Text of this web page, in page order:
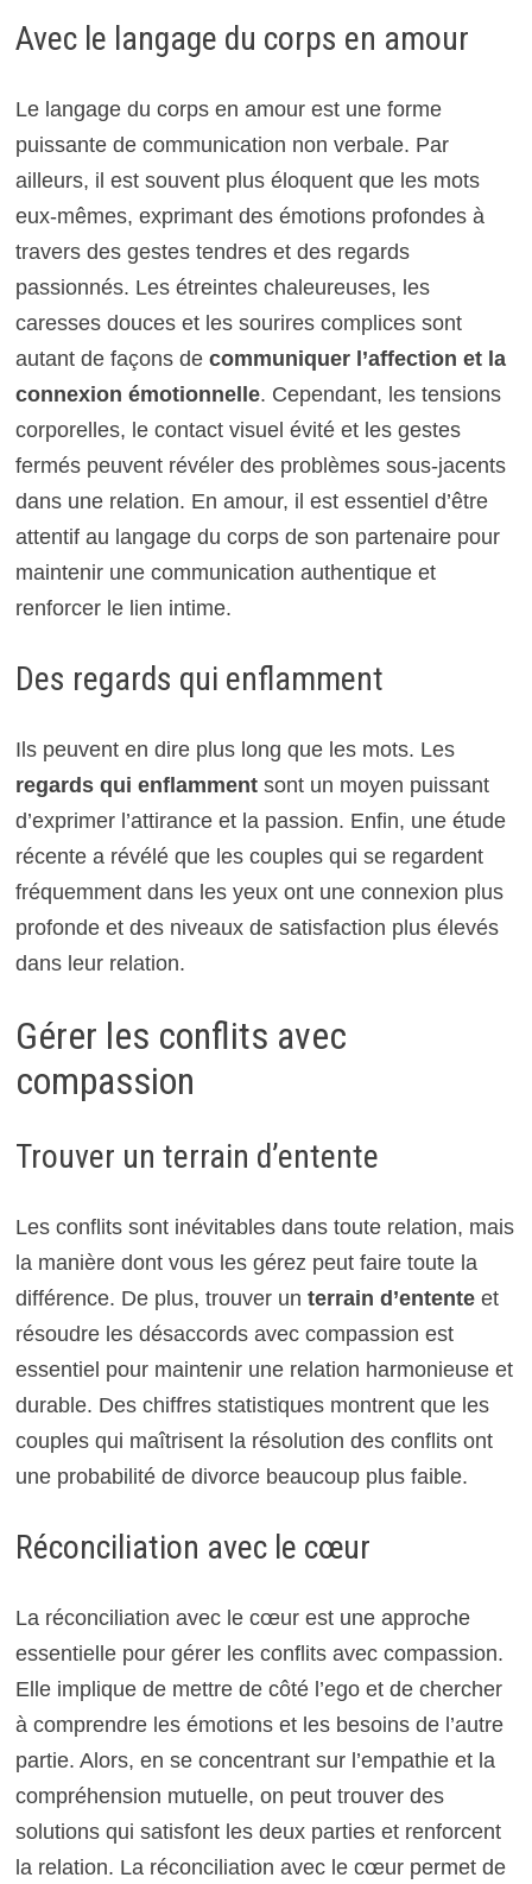
Avec le langage du corps en amour
Le langage du corps en amour est une forme
puissante de communication non verbale. Par
ailleurs, il est souvent plus éloquent que les mots
eux-mêmes, exprimant des émotions profondes à
travers des gestes tendres et des regards
passionnés. Les étreintes chaleureuses, les
caresses douces et les sourires complices sont
autant de façons de communiquer l’affection et la
connexion émotionnelle. Cependant, les tensions
corporelles, le contact visuel évité et les gestes
fermés peuvent révéler des problèmes sous-jacents
dans une relation. En amour, il est essentiel d’être
attentif au langage du corps de son partenaire pour
maintenir une communication authentique et
renforcer le lien intime.
Des regards qui enflamment
Ils peuvent en dire plus long que les mots. Les
regards qui enflammentsont un moyen puissant
d’exprimer l’attirance et la passion. Enfin, une étude
récente a révélé que les couples qui se regardent
fréquemment dans les yeux ont une connexion plus
profonde et des niveaux de satisfaction plus élevés
dans leur relation.
Gérer les conflits avec
compassion
Trouver un terrain d’entente
Les conflits sont inévitables dans toute relation, mais
la manière dont vous les gérez peut faire toute la
différence. De plus, trouver un terrain d’ententeet
résoudre les désaccords avec compassion est
essentiel pour maintenir une relation harmonieuse et
durable. Des chiffres statistiques montrent que les
couples qui maîtrisent la résolution des conflits ont
une probabilité de divorce beaucoup plus faible.
Réconciliation avec le cœur
La réconciliation avec le cœur est une approche
essentielle pour gérer les conflits avec compassion.
Elle implique de mettre de côté l’ego et de chercher
à comprendre les émotions et les besoins de l’autre
partie. Alors, en se concentrant sur l’empathie et la
compréhension mutuelle, on peut trouver des
solutions qui satisfont les deux parties et renforcent
la relation. La réconciliation avec le cœur permet de